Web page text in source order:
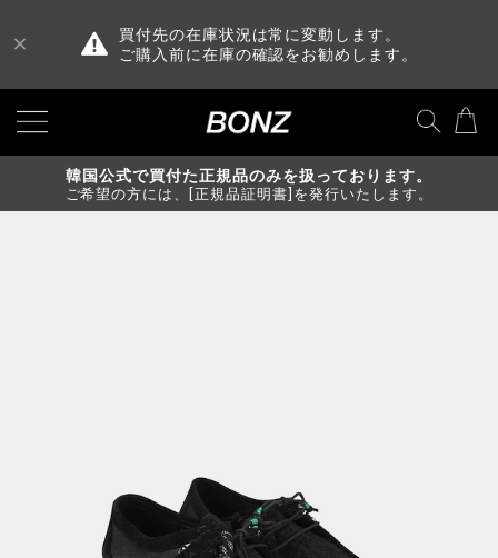
買付先の在庫状況は常に変動します。
ご購入前に在庫の確認をお勧めします。
韓国公式で買付た正規品のみを扱っております。
ご希望の方には、[正規品証明書]を発行いたします。